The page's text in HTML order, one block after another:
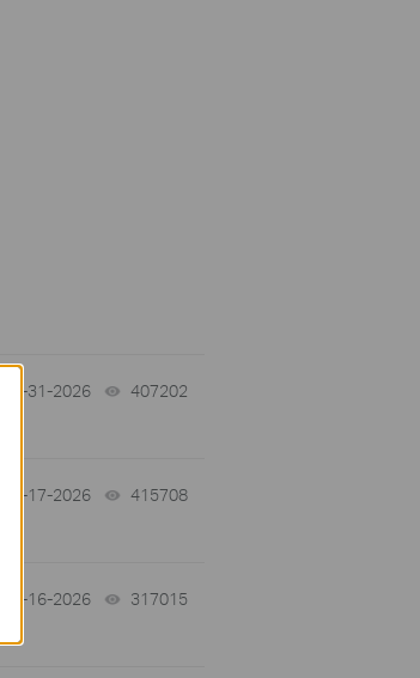
07-31-2026 407202
07-17-2026 415708
07-16-2026 317015